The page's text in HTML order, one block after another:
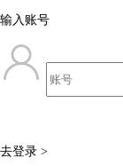
输入账号
去登录 >